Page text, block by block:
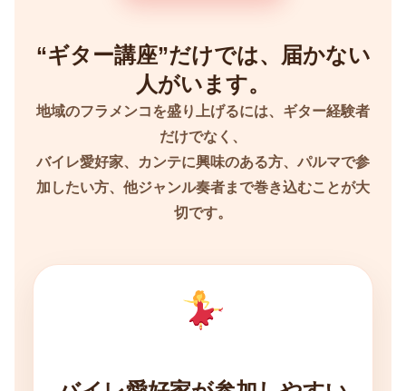
“ギター講座”だけでは、届かない
人がいます。
地域のフラメンコを盛り上げるには、ギター経験者
だけでなく、
バイレ愛好家、カンテに興味のある方、パルマで参
加したい方、他ジャンル奏者まで巻き込むことが大
切です。